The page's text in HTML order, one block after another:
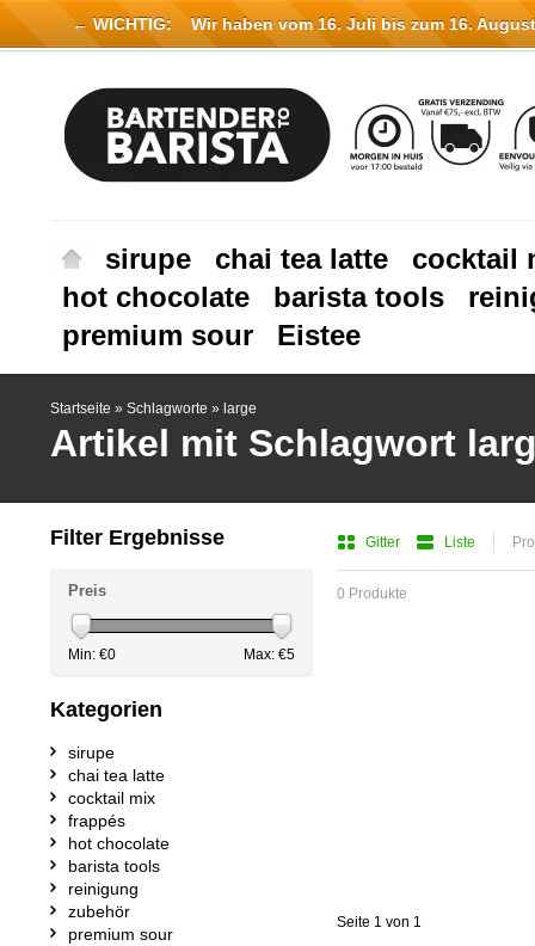
sirupe chai tea latte
cocktail
hot chocolate
barista tools
premium sour
Eistee
Startseite » Schlagworte » large
Artikel mit Schlagwort
Gitter Liste
0 Produkte
Seite 1 von 1
Filter Ergebnisse
Preis
Min: €0 Max: €5
Kategorien
sirupe
chai tea latte
cocktail mix
frappés
hot chocolate
barista tools
reinigung
zubehör
premium sour
← WICHTIG: Wir haben vom 16. Juli bis zum 16.